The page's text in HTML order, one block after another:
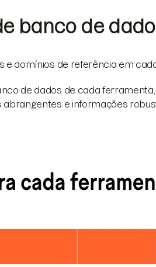
banco de
domínios de referência em
de dados de cada ferramenta,
e informações